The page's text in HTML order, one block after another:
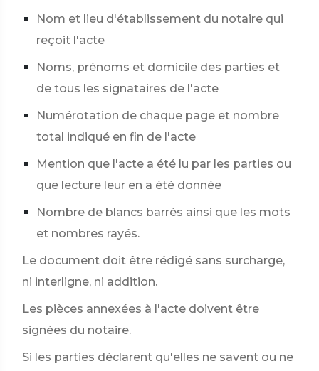
Nom et lieu d'établissement du notaire qui
reçoit l'acte
Noms, prénoms et domicile des parties et
de tous les signataires de l'acte
Numérotation de chaque page et nombre
total indiqué en fin de l'acte
Mention que l'acte a été lu par les parties ou
que lecture leur en a été donnée
Nombre de blancs barrés ainsi que les mots
et nombres rayés.
Le document doit être rédigé sans surcharge,
ni interligne, ni addition.
Les pièces annexées à l'acte doivent être
signées du notaire.
Si les parties déclarent qu'elles ne savent ou ne